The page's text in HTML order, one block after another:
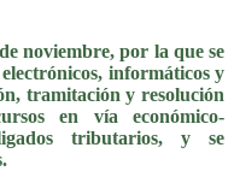
noviembre, por la que se
informáticos y
tramitación y resolución
en vía económico-
tributarios, y se